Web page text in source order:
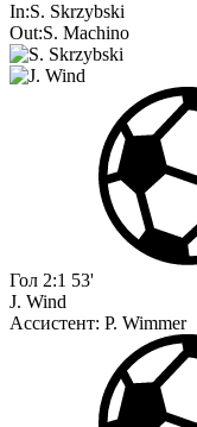
In:S. Skrzybski
Out:S. Machino
Гол 2:1 53'
J. Wind
Ассистент: P. Wimmer